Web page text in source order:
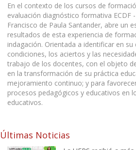
En el contexto de los cursos de
evaluación diagnóstico formativa ECDF
Francisco de Paula Santander, abre un
resultados de esta experiencia de
indagación. Orientada a identificar en
condiciones, los aciertos y las
trabajo de los docentes, con el objeto
en la transformación de su práctica
mejoramiento continuo; y para
procesos pedagógicos y educativos en
educativos.
Últimas Noticias